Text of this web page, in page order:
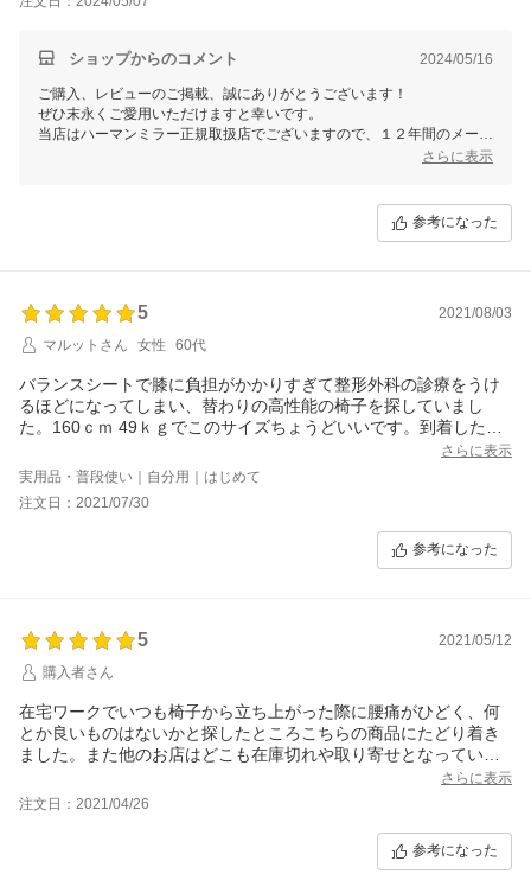
商品到着から3日間、長時間座ってみて思ったことは、まず座って
ただ私自身、座り方に癖があるので、まだフィット感は感じてお
て正解だなと思ってます。
ただ個人的なお話にはなりますが、猫背の影響か、背もたれの形
を強制的に直角になるように固定していたら腰がすごく痛いの
で、今は背中への影響は強いですが、少しでも座りながら矯正で
元々使用していたチェアも即日でスムーズに回収いただけて、す
お忙しいところご対応いただき本当にありがとうございました。
ショップからのコメント 2024/05/16
ご購入、レビューのご掲載、誠にありがとうございます！
ぜひ末永くご愛用いただけますと幸いです。
当店はハーマンミラー正規取扱店でございますので、１２年間のメーカ
さらに表示
参考になった
5
2021/08/03
マルットさん
女性 60代
バランスシートで膝に負担がかかりすぎて整形外科の診療をうけ
るほどになってしまい、替わりの高性能の椅子を探していまし
た。160ｃｍ 49ｋｇでこのサイズちょうどいいです。到着したば
かりで調整機能をマスター中です。宅配便で玄関前で開梱し、自
力で１階のデスク前まで運びました。箱は大きいので玄関前でと
りだすのがよさそうです。部屋の広さに対して少し威圧感があり
ますが、それより腰痛・膝痛から解放される性能を優先させまし
さらに表示
実用品・普段使い｜自分用｜はじめて
注文日：2021/07/30
参考になった
5
2021/05/12
購入者さん
在宅ワークでいつも椅子から立ち上がった際に腰痛がひどく、何
とか良いものはないかと探したところこちらの商品にたどり着き
ました。また他のお店はどこも在庫切れや取り寄せとなっていま
したが、こちらのお店は在庫あり、短納期との記載があったため
念のため納期確認でお電話しましたがとても丁寧に対応していた
座ってみると背中全体にフィットする感じで、何とも言えない心
さらに表示
注文日：2021/04/26
参考になった